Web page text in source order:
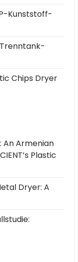
Kunststoff-
Chips Dryer
An Armenian
Plastic
Dryer: A